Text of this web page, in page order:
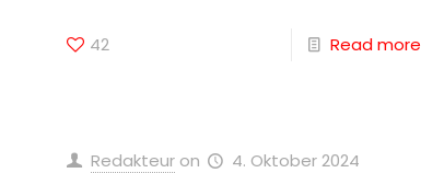
42 Read more
Redakteur on 4. Oktober 2024